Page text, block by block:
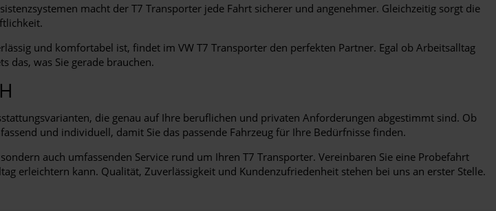
macht der T7 Transporter jede Fahrt sicherer und angenehmer. Gleichzeitig sorgt die
und komfortabel ist, findet im VW T7 Transporter den perfekten Partner. Egal ob Arbeitsalltag
das, was Sie gerade brauchen.
die genau auf Ihre beruflichen und privaten Anforderungen abgestimmt sind. Ob
und individuell, damit Sie das passende Fahrzeug für Ihre Bedürfnisse finden.
auch umfassenden Service rund um Ihren T7 Transporter. Vereinbaren Sie eine Probefahrt
erleichtern kann. Qualität, Zuverlässigkeit und Kundenzufriedenheit stehen bei uns an erster Stelle.